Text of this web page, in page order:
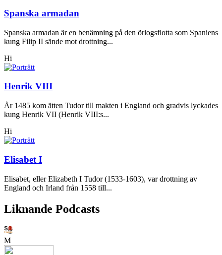
Spanska armadan
Spanska armadan är en benämning på den örlogsflotta som Spaniens
kung Filip II sände mot drottning...
Hi
Henrik VIII
År 1485 kom ätten Tudor till makten i England och gradvis lyckades
kung Henrik VII (Henrik VIII:s...
Hi
Elisabet I
Elisabet, eller Elizabeth I Tudor (1533-1603), var drottning av
England och Irland från 1558 till...
Liknande Podcasts
M